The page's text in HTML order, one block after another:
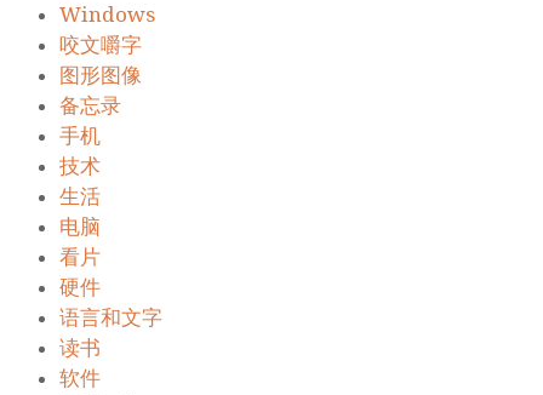
Windows
咬文嚼字
图形图像
备忘录
手机
技术
生活
电脑
看片
硬件
语言和文字
读书
软件